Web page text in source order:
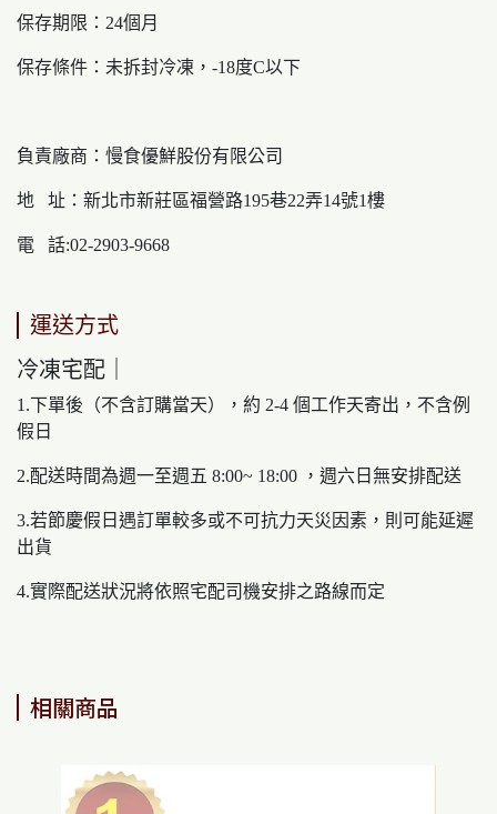
保存期限：24個月
保存條件：未拆封冷凍，-18度C以下
負責廠商：慢食優鮮股份有限公司
地 址：新北市新莊區福營路195巷22弄14號1樓
電 話:02-2903-9668
運送方式
冷凍宅配｜
1.下單後（不含訂購當天），約 2-4 個工作天寄出，不含例
假日
2.配送時間為週一至週五 8:00~ 18:00 ，週六日無安排配送
3.若節慶假日遇訂單較多或不可抗力天災因素，則可能延遲
出貨
4.實際配送狀況將依照宅配司機安排之路線而定
相關商品